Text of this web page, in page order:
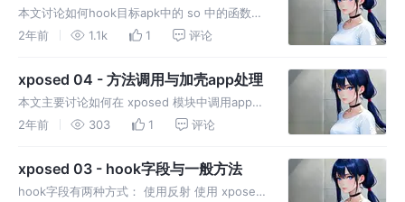
本文讨论如何hook目标apk中的 so 中的函数。
实现 so hook 的一个主要思想，就是将目标
hook系统调用一样。有了这个思维，思路会宽
广许多。 s
2年前 1.1k 1 评论
xposed 04 - 方法调用与加壳app处理
本文主要讨论如何在 xposed 模块中调用app中
的方法，以及如何 hook 加壳的 app。 调用
api，使用起来类似反射，不过比反射要简单的
多
2年前 303 1 评论
xposed 03 - hook字段与一般方法
hook字段有两种方式： 使用反射 使用 xposed